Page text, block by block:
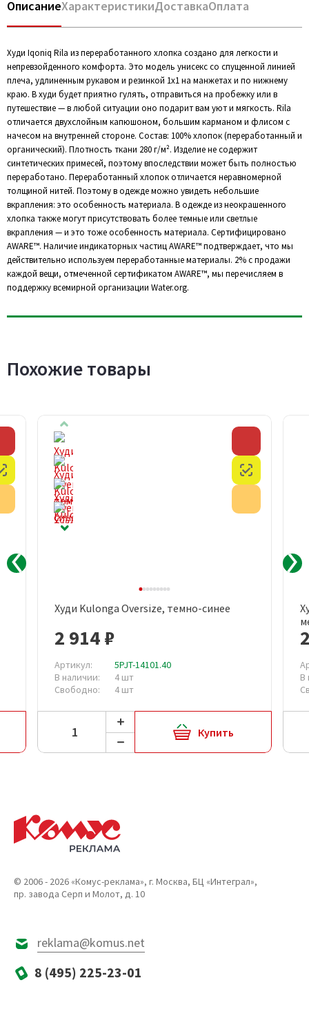
ОписаниеХарактеристикиДоставкаОплата
Худи Iqoniq Rila из переработанного хлопка создано для легкости и
непревзойденного комфорта. Это модель унисекс со спущенной линией
плеча, удлиненным рукавом и резинкой 1х1 на манжетах и по нижнему
краю. В худи будет приятно гулять, отправиться на пробежку или в
путешествие — в любой ситуации оно подарит вам уют и мягкость. Rila
отличается двухслойным капюшоном, большим карманом и флисом с
начесом на внутренней стороне. Состав: 100% хлопок (переработанный и
органический). Плотность ткани 280 г/м². Изделие не содержит
синтетических примесей, поэтому впоследствии может быть полностью
переработано. Переработанный хлопок отличается неравномерной
толщиной нитей. Поэтому в одежде можно увидеть небольшие
вкрапления: это особенность материала. В одежде из неокрашенного
хлопка также могут присутствовать более темные или светлые
вкрапления — и это тоже особенность материала. Сертифицировано
AWARE™. Наличие индикаторных частиц AWARE™ подтверждает, что мы
действительно используем переработанные материалы. 2% с продажи
каждой вещи, отмеченной сертификатом AWARE™, мы перечисляем в
поддержку всемирной организации Water.org.
Похожие товары
Честный знак
Худи Kulonga Oversize, темно-синее
2 914 ₽
Артикул:
5PJT-14101.40
В наличии:
4 шт
Свободно:
4 шт
Купить
В
© 2006 - 2026 «Комус-реклама», г. Москва, БЦ «Интеграл»,
пр. завода Серп и Молот, д. 10
reklama@komus.net
8 (495) 225-23-01